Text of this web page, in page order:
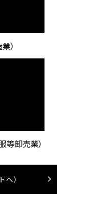
）
等卸売業）
へ）